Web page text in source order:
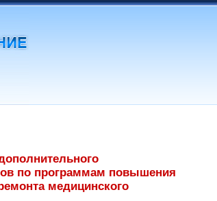
по программам повышения
медицинского